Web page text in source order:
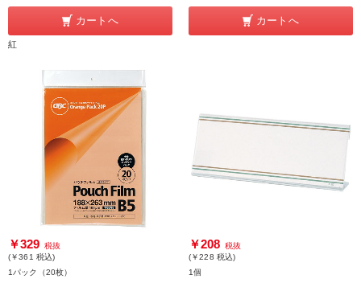
カートへ
紅
カートへ
￥329 税抜
(￥361 税込)
1パック（20枚）
￥208 税抜
(￥228 税込)
1個